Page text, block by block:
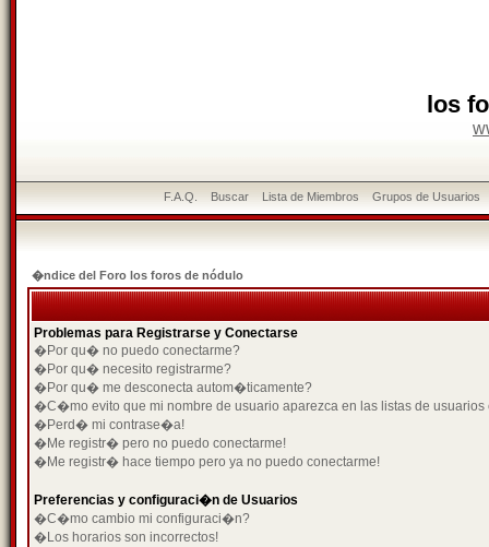
los
F.A.Q. Buscar Lista de Miembros Grupos de Usuarios
�ndice del Foro los foros de nódulo
Problemas para Registrarse y Conectarse
�Por qu� no puedo conectarme?
�Por qu� necesito registrarme?
�Por qu� me desconecta autom�ticamente?
�C�mo evito que mi nombre de usuario aparezca en las listas de usuarios
�Perd� mi contrase�a!
�Me registr� pero no puedo conectarme!
�Me registr� hace tiempo pero ya no puedo conectarme!
Preferencias y configuraci�n de Usuarios
�C�mo cambio mi configuraci�n?
�Los horarios son incorrectos!